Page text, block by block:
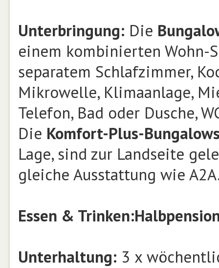
Unterbringung: Die
einem kombinierten Wohn-
separatem Schlafzimmer,
Mikrowelle, Klimaanlage,
Telefon, Bad oder Dusche,
Die Komfort-Plus-
Lage, sind zur Landseite
gleiche Ausstattung wie
Essen & Trinken:
Unterhaltung: 3 x